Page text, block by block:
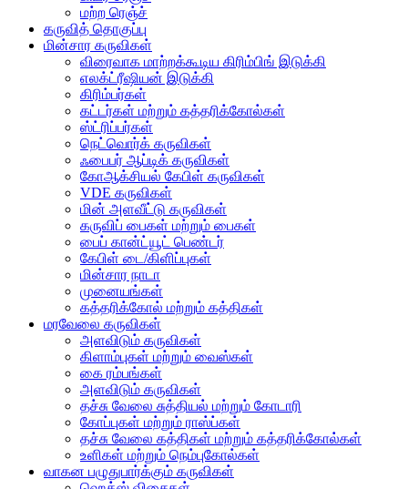
மற்ற ரெஞ்ச்
கருவித் தொகுப்பு
மின்சார கருவிகள்
விரைவாக மாற்றக்கூடிய கிரிம்பிங் இடுக்கி
எலக்ட்ரீஷியன் இடுக்கி
கிரிம்பர்கள்
கட்டர்கள் மற்றும் கத்தரிக்கோல்கள்
ஸ்ட்ரிப்பர்கள்
நெட்வொர்க் கருவிகள்
ஃபைபர் ஆப்டிக் கருவிகள்
கோஆக்சியல் கேபிள் கருவிகள்
VDE கருவிகள்
மின் அளவீட்டு கருவிகள்
கருவிப் பைகள் மற்றும் பைகள்
பைப் கான்ட்யூட் பெண்டர்
கேபிள் டை/கிளிப்புகள்
மின்சார நாடா
முனையங்கள்
கத்தரிக்கோல் மற்றும் கத்திகள்
மரவேலை கருவிகள்
அளவிடும் கருவிகள்
கிளாம்புகள் மற்றும் வைஸ்கள்
கை ரம்பங்கள்
அளவிடும் கருவிகள்
தச்சு வேலை சுத்தியல் மற்றும் கோடாரி
கோப்புகள் மற்றும் ராஸ்ப்கள்
தச்சு வேலை கத்திகள் மற்றும் கத்தரிக்கோல்கள்
உளிகள் மற்றும் நெம்புகோல்கள்
வாகன பழுதுபார்க்கும் கருவிகள்